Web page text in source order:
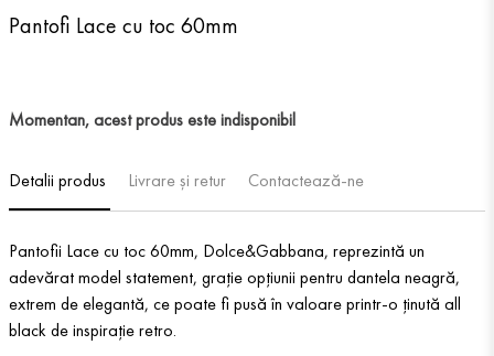
Pantofi Lace cu toc 60mm
Momentan, acest produs este indisponibil
Detalii produs Livrare și retur Contactează-ne
Pantofii Lace cu toc 60mm, Dolce&Gabbana, reprezintă un
adevărat model statement, grație opțiunii pentru dantela neagră,
extrem de elegantă, ce poate fi pusă în valoare printr-o ținută all
black de inspirație retro.